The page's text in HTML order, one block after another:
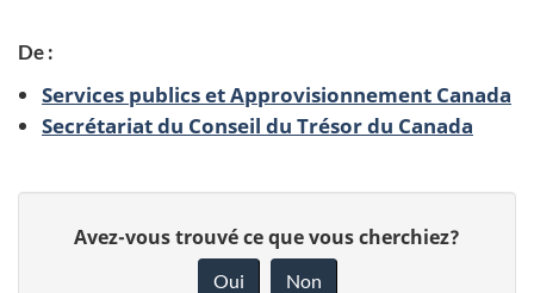
De :
Services publics et Approvisionnement Canada
Secrétariat du Conseil du Trésor du Canada
Avez-vous trouvé ce que vous cherchiez?
Oui Non